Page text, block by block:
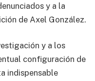
y a la
de Axel González.
y a los
configuración de
indispensable